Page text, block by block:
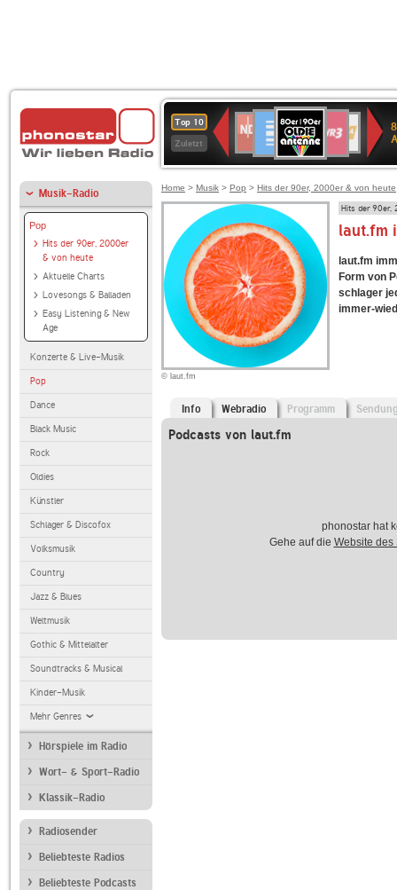
Top 10
Zuletzt
Deutschlandfunk
80er
90er
OLDIE
ANTENNE
SWR3
SWR
Kultur
NDR
2
Musik-Radio
Pop
Hits der 90er, 2000er
& von heute
Aktuelle Charts
Lovesongs & Balladen
Easy Listening & New
Age
Konzerte & Live-Musik
Pop
Dance
Black Music
Rock
Oldies
Künstler
Schlager & Discofox
Volksmusik
Country
Jazz & Blues
Weltmusik
Gothic & Mittelalter
Soundtracks & Musical
Kinder-Musik
Mehr Genres
Hörspiele im Radio
Wort- & Sport-Radio
Klassik-Radio
Radiosender
Beliebteste Radios
Beliebteste Podcasts
Home > Musik > Pop > Hits der 90er, 2000er & von heute
© laut.fm
Hits der 90er,
laut.fm
laut.fm
Form von
schlager
immer-
Info Webradio Programm
Podcasts von laut.fm
phonostar hat
Gehe auf die Website des